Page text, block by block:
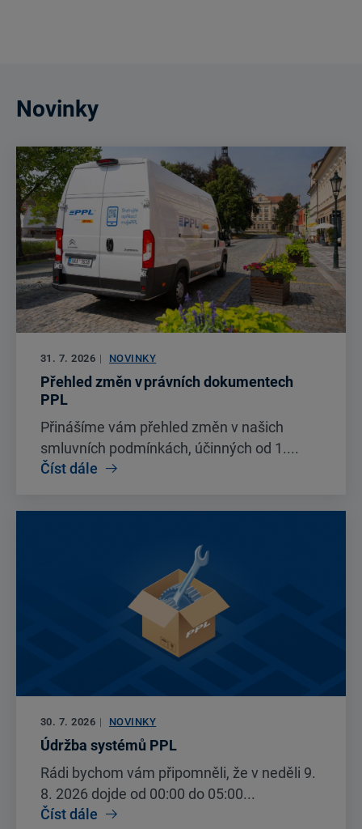
Novinky
31. 7. 2026 | NOVINKY
Přehled změn v právních dokumentech
PPL
Přinášíme vám přehled změn v našich
smluvních podmínkách, účinných od 1....
Číst dále
30. 7. 2026 | NOVINKY
Údržba systémů PPL
Rádi bychom vám připomněli, že v neděli 9.
8. 2026 dojde od 00:00 do 05:00...
Číst dále